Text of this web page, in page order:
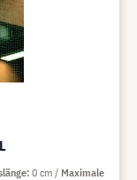
0 cm
Maximale